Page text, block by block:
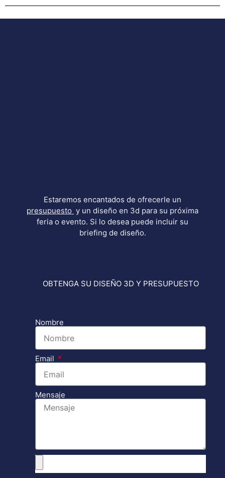
Estaremos encantados de ofrecerle un
presupuesto y un diseño en 3d para su próxima
feria o evento. Si lo desea puede incluir su
briefing de diseño.
OBTENGA SU DISEÑO 3D Y PRESUPUESTO
Nombre
Email
Mensaje